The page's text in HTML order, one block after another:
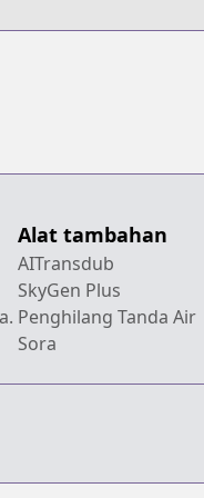
Alat tambahan
AITransdub
SkyGen Plus
Penghilang Tanda Air
Sora